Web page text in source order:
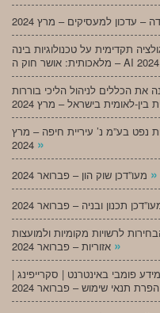
תקדימית על טכנולוגיות בינה
את הכללים לניהול הליכי בוררות
נפט בע”מ נ’ עיריית חיפה – מרץ
»
»
לרשויות מקומיות ולמועצות
»
פומבי באינטרנט | סקרייפינג |